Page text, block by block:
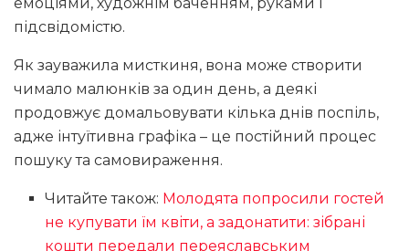
підсвідомістю.
Як зауважила мисткиня, вона може створити
чимало малюнків за один день, а деякі
продовжує домальовувати кілька днів поспіль,
адже інтуїтивна графіка – це постійний процес
пошуку та самовираження.
Читайте також: Молодята попросили гостей
не купувати їм квіти, а задонатити: зібрані
кошти передали переяславським